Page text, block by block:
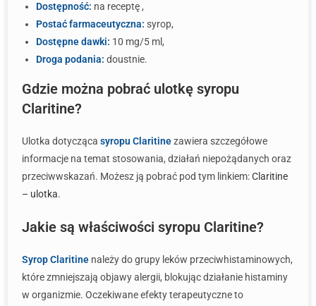
Dostępność: na receptę ,
Postać farmaceutyczna: syrop,
Dostępne dawki: 10 mg/5 ml,
Droga podania: doustnie.
Gdzie można pobrać ulotkę syropu
Claritine?
Ulotka dotycząca syropu Claritinezawiera szczegółowe
informacje na temat stosowania, działań niepożądanych oraz
przeciwwskazań. Możesz ją pobrać pod tym linkiem:Claritine
– ulotka.
Jakie są właściwości syropu Claritine?
Syrop Claritine należy do grupy leków przeciwhistaminowych,
które zmniejszają objawy alergii, blokując działanie histaminy
w organizmie. Oczekiwane efekty terapeutyczne to